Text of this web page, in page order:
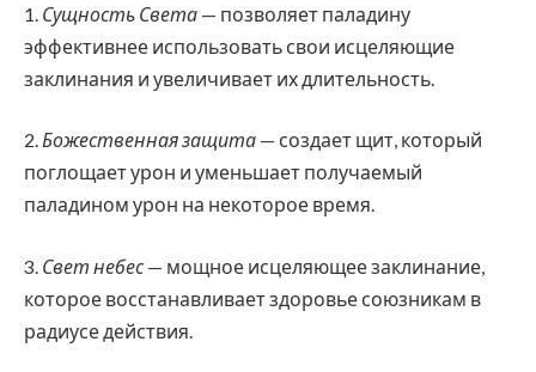
1. Сущность Света — позволяет паладину
эффективнее использовать свои исцеляющие
заклинания и увеличивает их длительность.
2. Божественная защита — создает щит, который
поглощает урон и уменьшает получаемый
паладином урон на некоторое время.
3. Свет небес— мощное исцеляющее заклинание,
которое восстанавливает здоровье союзникам в
радиусе действия.